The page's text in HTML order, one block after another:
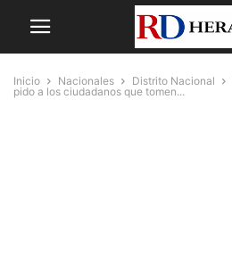
Inicio Nacionales Distrito Nacional
pido a los ciudadanos que tomen...